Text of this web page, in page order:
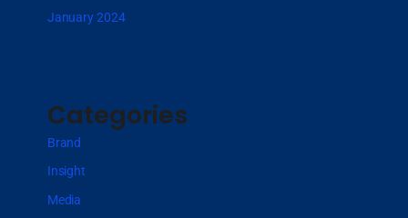
January 2024
Categories
Brand
Insight
Media